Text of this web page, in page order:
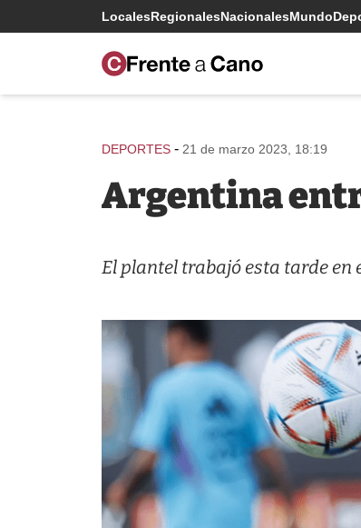
LocalesRegionalesNacionalesMundo
DEPORTES - 21 de marzo 2023, 18:19
Argentina
El plantel trabajó esta tarde en